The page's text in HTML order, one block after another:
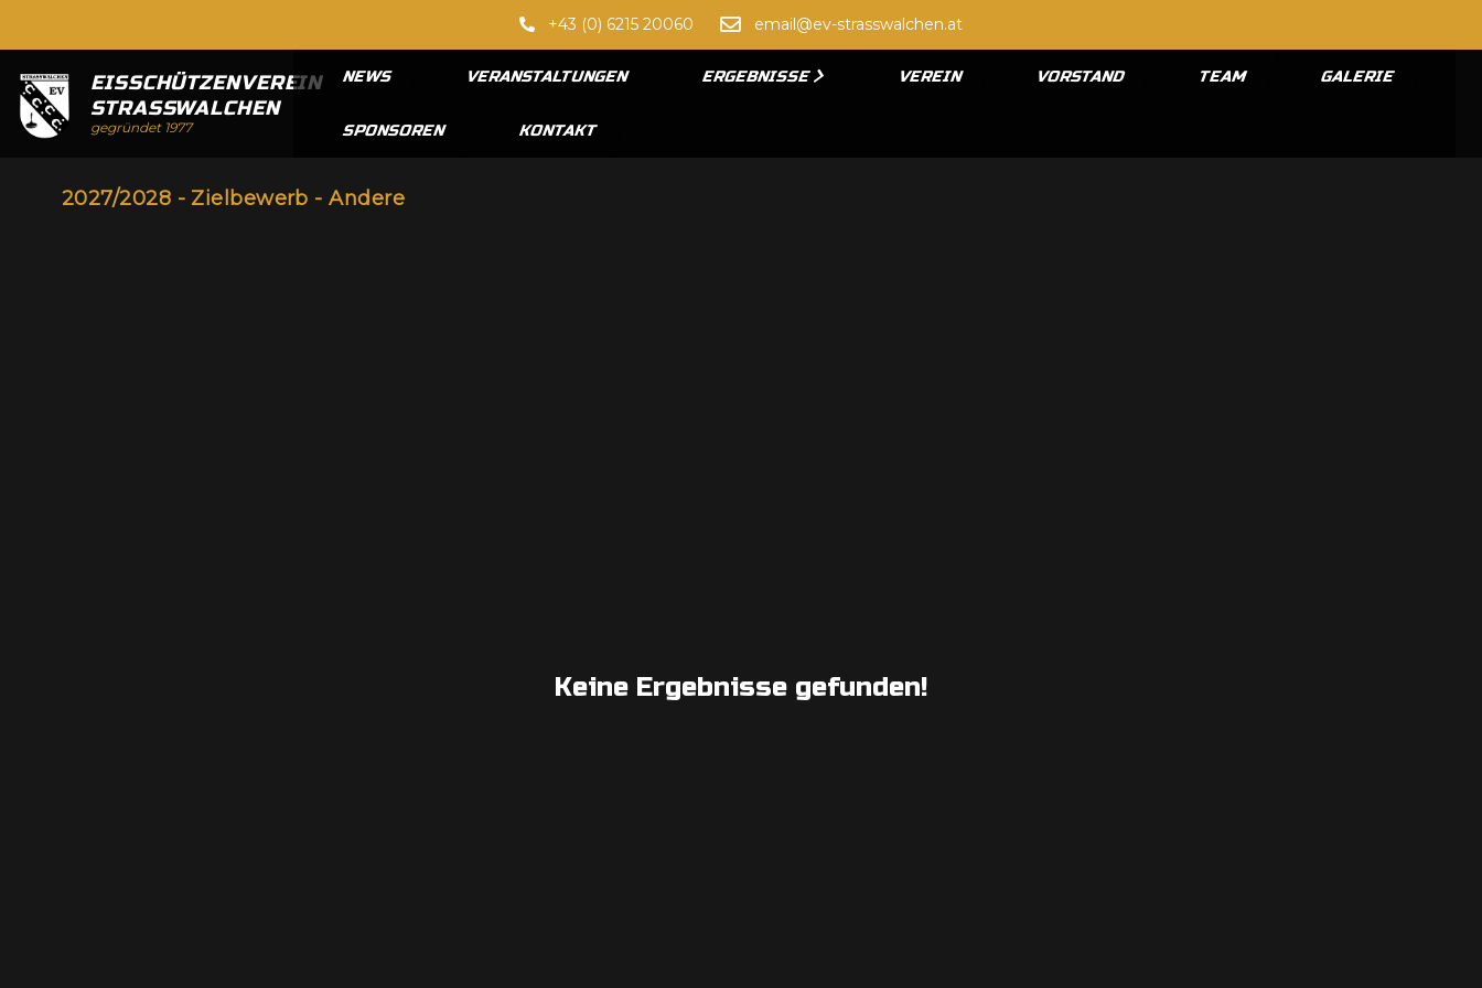
+43 (0) 6215 20060 email@ev-strasswalchen.at
EISSCHÜTZENVEREIN
STRASSWALCHEN
gegründet 1977
NEWS VERANSTALTUNGEN ERGEBNISSE VEREIN VORSTAND TEAM GALERIE
SPONSOREN KONTAKT
2027/2028 - Zielbewerb - Andere
Keine Ergebnisse gefunden!